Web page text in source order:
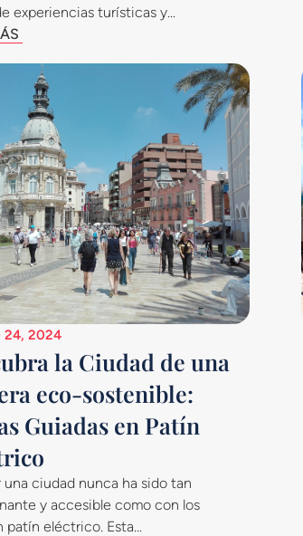
experiencias turísticas y...
24, 2024
la Ciudad de una
eco-sostenible:
Guiadas en Patín
una ciudad nunca ha sido tan
y accesible como con los
patín eléctrico. Esta...